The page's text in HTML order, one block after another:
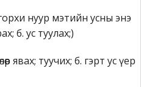
нуур мэтийн усны энэ
б. ус туулах;)
явах; туучих; б. гэрт ус үер